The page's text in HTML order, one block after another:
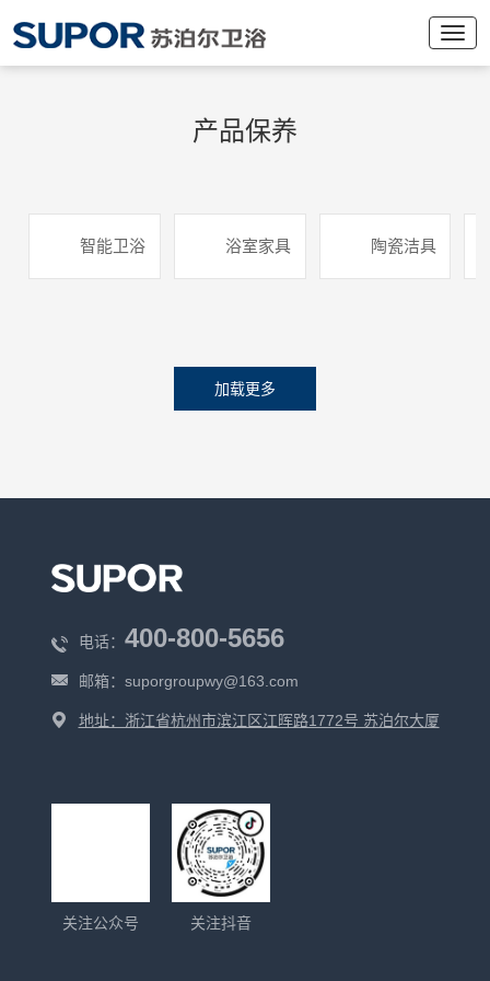
产品保养
智能卫浴 浴室家具 陶瓷洁具
加载更多
电话： 400-800-5656
邮箱： suporgroupwy@163.com
地址：浙江省杭州市滨江区江晖路1772号 苏泊尔大厦
关注公众号 关注抖音